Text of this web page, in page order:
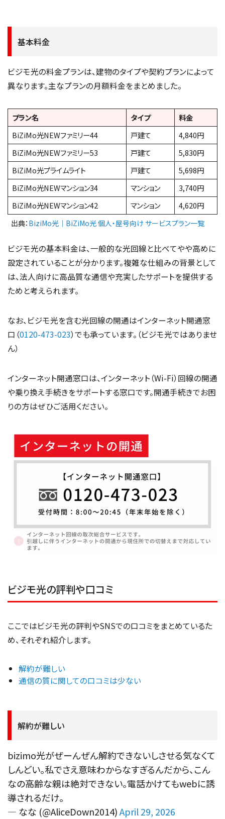
基本料金
ビジモ光の料金プランは、建物のタイプや契約プランによって
異なります。主なプランの月額料金をまとめました。
プラン名 タイプ
料金
BiZiMo光NEWファミリー44
戸建て
4,840円
BiZiMo光NEWファミリー53
戸建て
5,830円
BiZiMo光プライムライト
戸建て
5,698円
BiZiMo光NEWマンション34
マンション
3,740円
BiZiMo光NEWマンション42
マンション 4,620円
出典： BiziMo光｜BiZiMo光 個人・屋号向け サービスプラン一覧
ビジモ光の基本料金は、一般的な光回線と比べてやや高めに
設定されていることが分かります。複雑な仕組みの背景として
は、法人向けに高品質な通信や充実したサポートを提供する
ためと考えられます。
なお、ビジモ光を含む光回線の開通はインターネット開通窓
口（0120-473-023）でも承っています。（ビジモ光ではありませ
ん）
インターネット開通窓口は、インターネット（Wi-Fi）回線の開通
や乗り換え手続きをサポートする窓口です。開通手続きでお困
りの方はぜひご活用ください。
ビジモ光の評判や口コミ
ここではビジモ光の評判やSNSでの口コミをまとめているた
め、それぞれ紹介します。
解約が難しい
通信の質に関しての口コミは少ない
解約が難しい
bizimo光がぜーんぜん解約できないしさせる気なくて
しんどい。私でさえ意味わからなすぎるんだから、こん
なの高齢な親は絶対できない。電話かけてもwebに誘
導されるだけ。
— なな (@AliceDown2014)April 29, 2026